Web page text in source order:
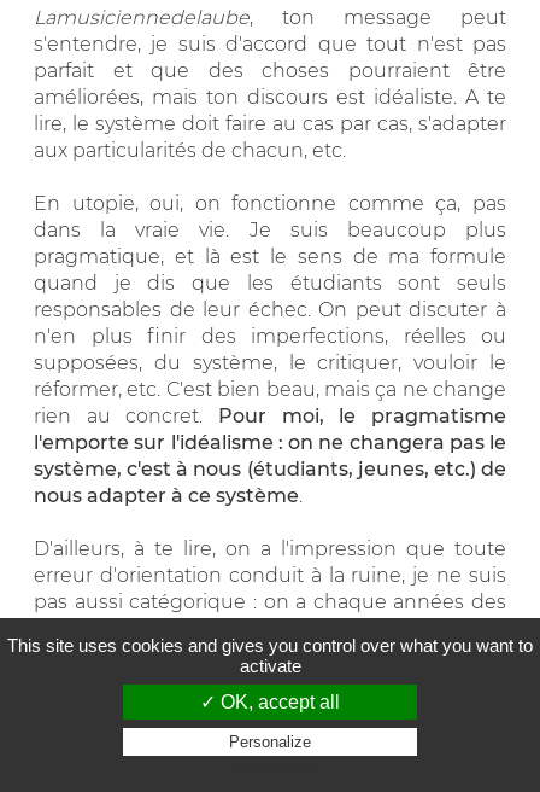
Lamusiciennedelaube, ton message peut
s'entendre, je suis d'accord que tout n'est pas
parfait et que des choses pourraient être
améliorées, mais ton discours est idéaliste. A te
lire, le système doit faire au cas par cas, s'adapter
aux particularités de chacun, etc.
En utopie, oui, on fonctionne comme ça, pas
dans la vraie vie. Je suis beaucoup plus
pragmatique, et là est le sens de ma formule
quand je dis que les étudiants sont seuls
responsables de leur échec. On peut discuter à
n'en plus finir des imperfections, réelles ou
supposées, du système, le critiquer, vouloir le
réformer, etc. C'est bien beau, mais ça ne change
rien au concret. Pour moi, le pragmatisme
l'emporte sur l'idéalisme : on ne changera pas le
système, c'est à nous (étudiants, jeunes, etc.) de
nous adapter à ce système.
D'ailleurs, à te lire, on a l'impression que toute
erreur d'orientation conduit à la ruine, je ne suis
pas aussi catégorique : on a chaque années des
retard, qui ont été en filière X ou formation Y
avant de venir en droit (l'inverse marche aussi) et
ils s'en sortiront très bien. Perdre une ou deux
années, ce n'est pas dramatique, mais on en
revient à mon point de départ : la réussite est
This site uses cookies and gives you control over what you want to
activate
✓ OK, accept all
Personalize